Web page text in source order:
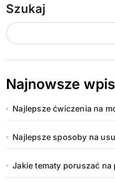
Szukaj
Najnowsze
Najlepsze ćwiczenia na
Najlepsze sposoby na
Jakie tematy poruszać na